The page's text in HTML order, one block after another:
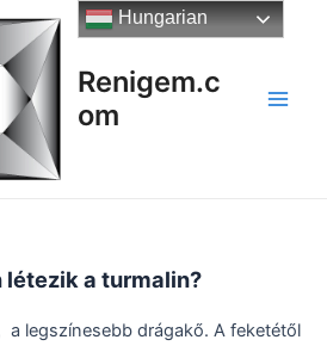
Renigem.c
om
a turmalin?
a legszínesebb drágakő. A feketétől
Hungarian